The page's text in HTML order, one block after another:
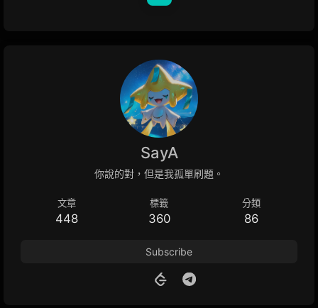
SayA
你說的對，但是我孤單刷題。
文章
448
標籤
360
分類
86
Subscribe